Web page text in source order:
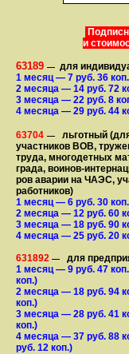
и
63189 — для
1 месяц— 7 руб. 36 коп.
2 месяца — 14 руб. 72
3 месяца — 22 руб. 8
4 месяца — 29 руб. 44
63704 —
льготный
участ­ников ВОВ,
труда, мно­го­­детных
града, воинов-
ров аварии на ЧАЭС,
работников)
1 месяц— 6 руб. 30 коп.
2 месяца — 12 руб. 60
3 месяца — 18 руб. 90
4 месяца — 25 руб. 20
631892 —
для
1 месяц— 9 руб. 47 коп.
коп.)
2 месяца — 18 руб. 94
коп.)
3 месяца — 28 руб. 41
коп.)
4 месяца — 37 руб. 88
руб. 12 коп.)